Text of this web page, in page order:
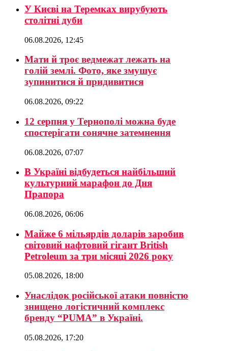
У Києві на Теремках вирубують
столітні дуби
06.08.2026, 12:45
Мати й троє ведмежат лежать на
голій землі. Фото, яке змушує
зупинитися й придивитися
06.08.2026, 09:22
12 серпня у Тернополі можна буде
спостерігати сонячне затемнення
06.08.2026, 07:07
В Україні відбудеться найбільший
культурний марафон до Дня
Прапора
06.08.2026, 06:06
Майже 6 мільярдів доларів заробив
світовий нафтовий гігант British
Petroleum за три місяці 2026 року
05.08.2026, 18:00
Унаслідок російської атаки повністю
знищено логістичний комплекс
бренду “PUMA” в Україні.
05.08.2026, 17:20